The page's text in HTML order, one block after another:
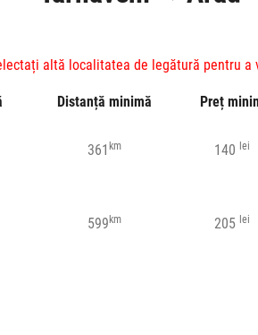
altă localitatea de legătură pentru a
Distanță minimă Preț
361 km 140 lei
599 km 205 lei